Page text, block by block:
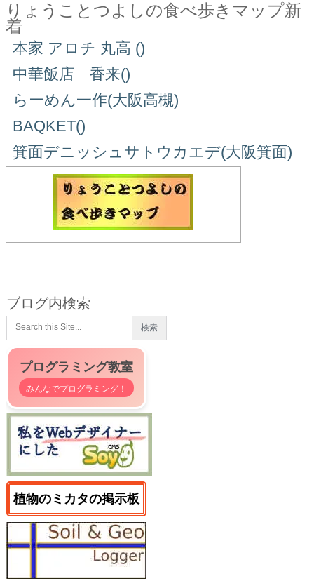
りょうことつよしの食べ歩きマップ新
着
本家 アロチ 丸高 ()
中華飯店 香来()
らーめん一作(大阪高槻)
BAQKET()
箕面デニッシュサトウカエデ(大阪箕面)
ブログ内検索
プログラミング教室
みんなでプログラミング！
植物のミカタの掲示板